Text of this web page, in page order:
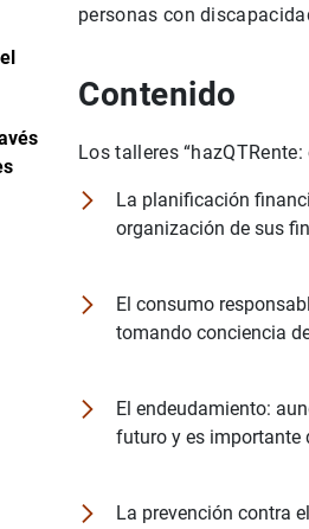
personas con
Contenido
Los talleres
La planificación
organización de sus
El consumo
tomando conciencia
El endeudamiento:
futuro y es importante
La prevención contra